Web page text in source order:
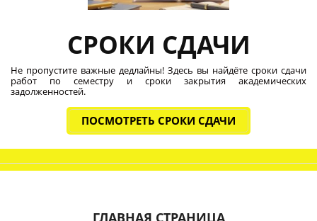
СРОКИ СДАЧИ
Не пропустите важные дедлайны! Здесь вы найдёте сроки сдачи
работ по семестру и сроки закрытия академических
задолженностей.
ПОСМОТРЕТЬ СРОКИ СДАЧИ
ГЛАВНАЯ СТРАНИЦА